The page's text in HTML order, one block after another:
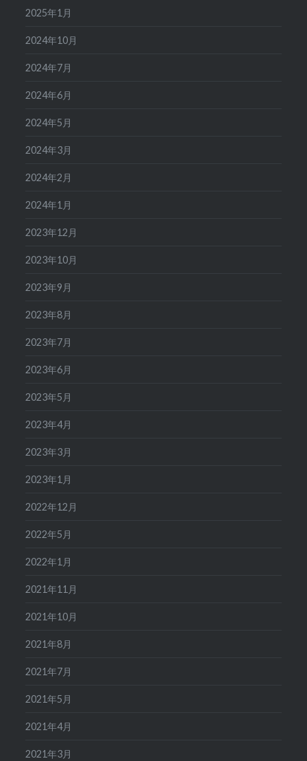
2025年1月
2024年10月
2024年7月
2024年6月
2024年5月
2024年3月
2024年2月
2024年1月
2023年12月
2023年10月
2023年9月
2023年8月
2023年7月
2023年6月
2023年5月
2023年4月
2023年3月
2023年1月
2022年12月
2022年5月
2022年1月
2021年11月
2021年10月
2021年8月
2021年7月
2021年5月
2021年4月
2021年3月